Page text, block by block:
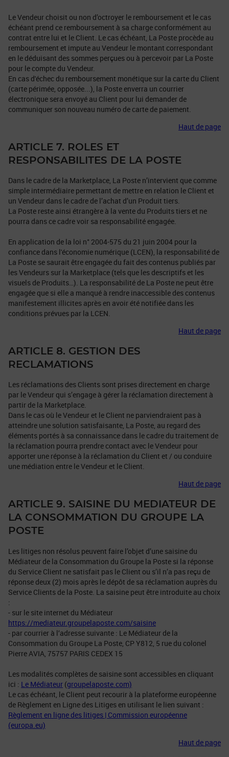
Le Vendeur choisit ou non d’octroyer le remboursement et le cas
échéant prend ce remboursement à sa charge conformément au
contrat entre lui et le Client. Le cas échéant, La Poste procède au
remboursement et impute au Vendeur le montant correspondant
en le déduisant des sommes perçues ou à percevoir par La Poste
pour le compte du Vendeur.
En cas d'échec du remboursement monétique sur la carte du Client
(carte périmée, opposée...), la Poste enverra un courrier
électronique sera envoyé au Client pour lui demander de
communiquer son nouveau numéro de carte de paiement.
Haut de page
ARTICLE 7. ROLES ET
RESPONSABILITES DE LA POSTE
Dans le cadre de la Marketplace, La Poste n’intervient que comme
simple intermédiaire permettant de mettre en relation le Client et
un Vendeur dans le cadre de l’achat d’un Produit tiers.
La Poste reste ainsi étrangère à la vente du Produits tiers et ne
pourra dans ce cadre voir sa responsabilité engagée.
En application de la loi n° 2004-575 du 21 juin 2004 pour la
confiance dans l'économie numérique (LCEN), la responsabilité de
La Poste se saurait être engagée du fait des contenus publiés par
les Vendeurs sur la Marketplace (tels que les descriptifs et les
visuels de Produits…). La responsabilité de La Poste ne peut être
engagée que si elle a manqué à rendre inaccessible des contenus
manifestement illicites après en avoir été notifiée dans les
conditions prévues par la LCEN.
Haut de page
ARTICLE 8. GESTION DES
RECLAMATIONS
Les réclamations des Clients sont prises directement en charge
par le Vendeur qui s’engage à gérer la réclamation directement à
partir de la Marketplace.
Dans le cas où le Vendeur et le Client ne parviendraient pas à
atteindre une solution satisfaisante, La Poste, au regard des
éléments portés à sa connaissance dans le cadre du traitement de
la réclamation pourra prendre contact avec le Vendeur pour
apporter une réponse à la réclamation du Client et / ou conduire
une médiation entre le Vendeur et le Client.
Haut de page
ARTICLE 9. SAISINE DU MEDIATEUR DE
LA CONSOMMATION DU GROUPE LA
POSTE
Les litiges non résolus peuvent faire l’objet d’une saisine du
Médiateur de la Consommation du Groupe la Poste si la réponse
du Service Client ne satisfait pas le Client ou s’il n’a pas reçu de
réponse deux (2) mois après le dépôt de sa réclamation auprès du
Service Clients de la Poste. La saisine peut être introduite au choix
:
- sur le site internet du Médiateur
https://mediateur.groupelaposte.com/saisine
- par courrier à l‘adresse suivante : Le Médiateur de la
Consommation du Groupe La Poste, CP Y812, 5 rue du colonel
Pierre AVIA, 75757 PARIS CEDEX 15
Les modalités complètes de saisine sont accessibles en cliquant
ici : Le Médiateur (groupelaposte.com)
Le cas échéant, le Client peut recourir à la plateforme européenne
de Règlement en Ligne des Litiges en utilisant le lien suivant :
Règlement en ligne des litiges | Commission européenne
(europa.eu)
Haut de page